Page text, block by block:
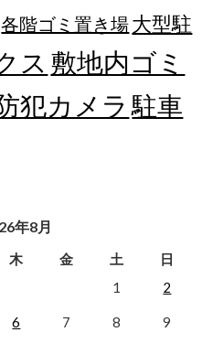
各階ゴミ置き場大型駐
ス 敷地内ゴミ
犯カメラ 駐車
年8月
木 金 土
日
1
2
6 7 8 9